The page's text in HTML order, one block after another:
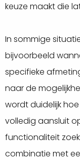
keuze maakt die
In sommige
bijvoorbeeld
specifieke
naar de
wordt duidelijk
volledig aansluit
functionaliteit
combinatie met